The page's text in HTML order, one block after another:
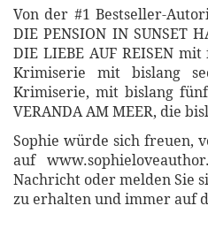
Von der #1 Bestseller-
DIE PENSION IN SUNSET
DIE LIEBE AUF REISEN mit
Krimiserie mit bislang
Krimiserie, mit bislang
VERANDA AM MEER, die
Sophie würde sich freuen,
auf
Nachricht oder melden Sie
zu erhalten und immer auf